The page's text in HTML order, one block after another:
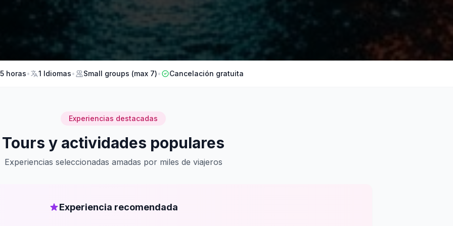
horas• 1 Idiomas• Small groups (max 7)• Cancelación gratuita
Experiencias destacadas
Tours y actividades populares
Experiencias seleccionadas amadas por miles de viajeros
Experiencia recomendada